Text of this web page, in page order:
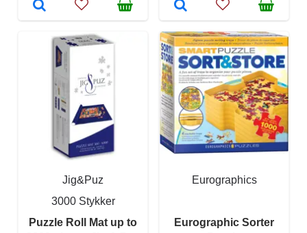
Jig&Puz
3000 Stykker
Puzzle Roll Mat up to
Eurographics
Eurographic Sorter